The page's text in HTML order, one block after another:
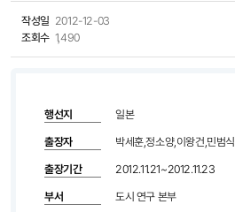
작성일 2012-12-03
조회수 1,490
행선지 일본
출장자 박세훈,정소양,이왕건,민범식
출장기간 2012.11.21~2012.11.23
부서 도시 연구 본부